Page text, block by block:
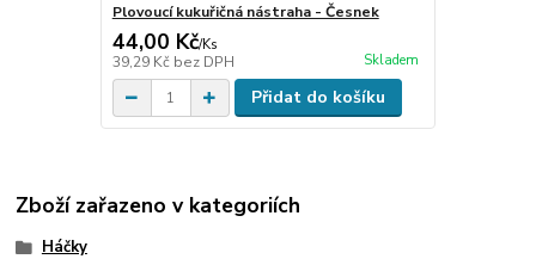
Plovoucí kukuřičná nástraha - Česnek
44,00 Kč/Ks
39,29 Kč bez DPH Skladem
Přidat do košíku
Zboží zařazeno v kategoriích
Háčky